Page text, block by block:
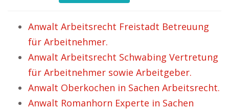
Anwalt Arbeitsrecht Freistadt Betreuung
für Arbeitnehmer.
Anwalt Arbeitsrecht Schwabing Vertretung
für Arbeitnehmer sowie Arbeitgeber.
Anwalt Oberkochen in Sachen Arbeitsrecht.
Anwalt Romanhorn Experte in Sachen